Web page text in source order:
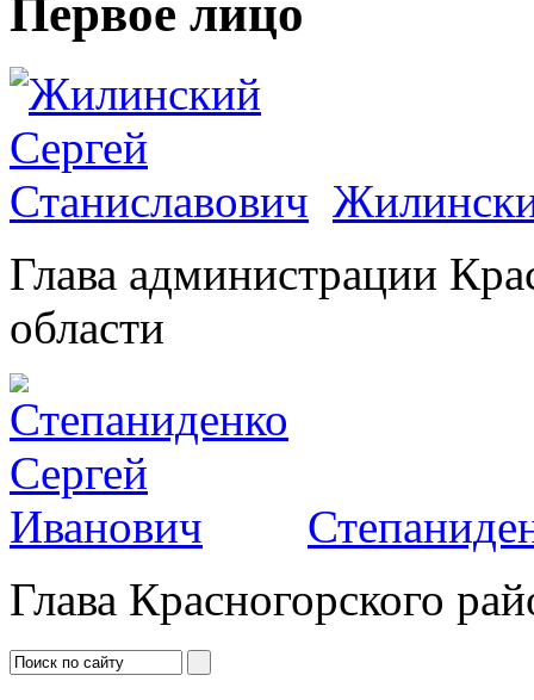
Первое лицо
Глава администрации
области
Глава Красногорского